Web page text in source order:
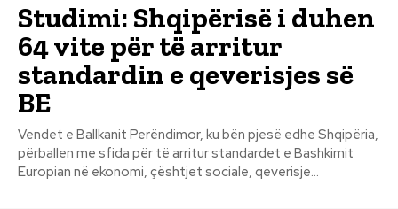
Studimi: Shqipërisë i duhen
64 vite për të arritur
standardin e qeverisjes së
BE
Vendet e Ballkanit Perëndimor, ku bën pjesë edhe Shqipëria,
përballen me sfida për të arritur standardet e Bashkimit
Europian në ekonomi, çështjet sociale, qeverisje...